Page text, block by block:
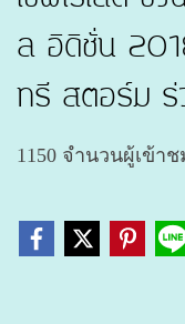
ล อิดิชั่น
ทรี สตอร์ม ร่
1150 จำนวนผู้เข้าช